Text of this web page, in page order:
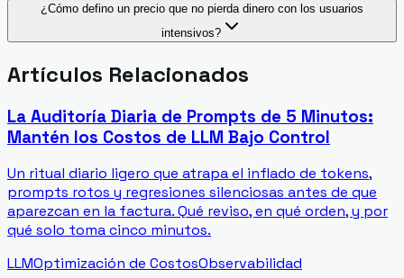
¿Cómo defino un precio que no pierda dinero con los usuarios
intensivos?
Artículos Relacionados
La Auditoría Diaria de Prompts de 5 Minutos:
Mantén los Costos de LLM Bajo Control
Un ritual diario ligero que atrapa el inflado de tokens,
prompts rotos y regresiones silenciosas antes de que
aparezcan en la factura. Qué reviso, en qué orden, y por
qué solo toma cinco minutos.
LLMOptimización de CostosObservabilidad